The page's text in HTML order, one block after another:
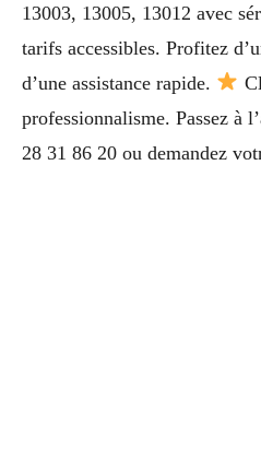
13003, 13005, 13012 avec
tarifs accessibles. Profitez
d’une assistance rapide.
professionnalisme. Passez à
28 31 86 20 ou demandez